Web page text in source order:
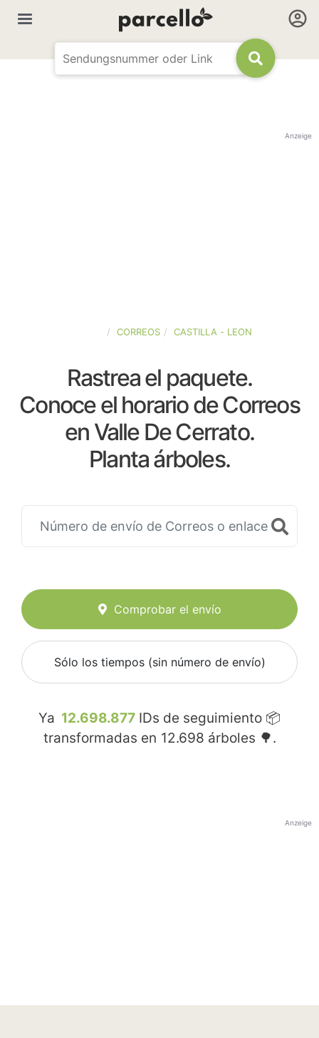
Anzeige
CORREOS CASTILLA - LEON
Rastrea el paquete.
Conoce el horario de Correos
en Valle De Cerrato.
Planta árboles.
Comprobar el envío
Sólo los tiempos (sin número de envío)
Ya 12.698.877 IDs de seguimiento 📦
transformadas en 12.698 árboles 🌳.
Anzeige